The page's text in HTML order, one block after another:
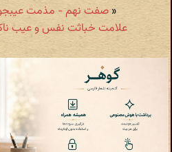
«صفت نهم - مذمت
علامت خباثت نفس و عیب